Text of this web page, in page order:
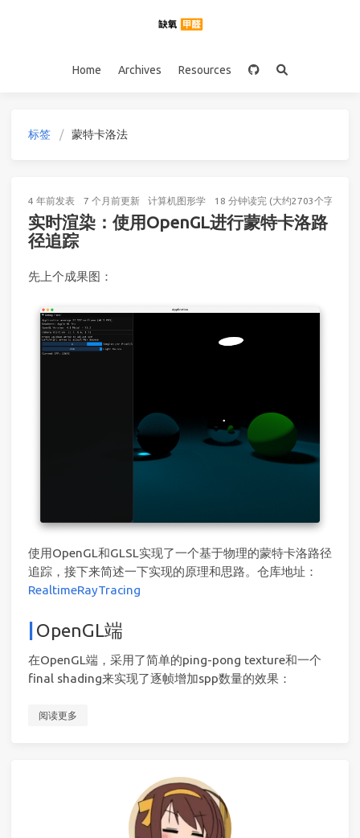
Home Archives Resources
标签 蒙特卡洛法
4 年前发表 7 个月前更新 计算机图形学 18 分钟读完 (大约2703个字)
实时渲染：使用OpenGL进行蒙特卡洛路
径追踪
先上个成果图：
使用OpenGL和GLSL实现了一个基于物理的蒙特卡洛路径
追踪，接下来简述一下实现的原理和思路。仓库地址：
RealtimeRayTracing
OpenGL端
在OpenGL端，采用了简单的ping-pong texture和一个
final shading来实现了逐帧增加spp数量的效果：
阅读更多